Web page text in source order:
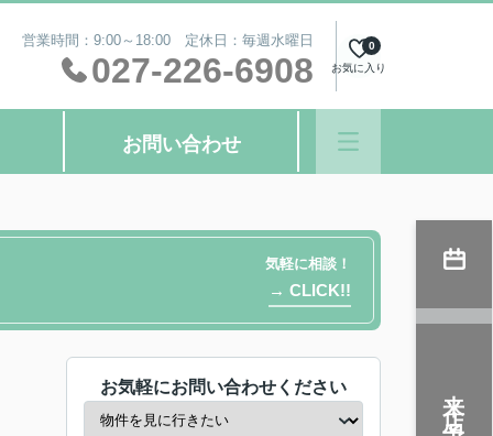
営業時間：9:00～18:00 定休日：毎週水曜日
027-226-6908 お気に入り
0
お問い合わせ
気軽に相談！
→ CLICK!!
お気軽にお問い合わせください 来店予約